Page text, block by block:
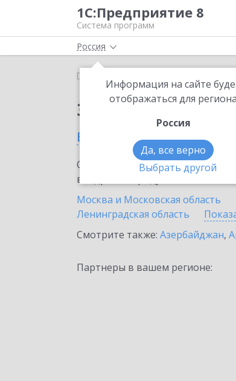
1С:Предприятие 8
Система программ
Россия
Информация на сайте
отображаться для региона
Россия
Да, все верно
Выбрать другой
Главная
Заказать Модуль
в России
Ознакомьтесь с
внедрение продукта.
Москва и Московская область
Ленинградская область
Смотрите также: Азербайджан,
Партнеры в вашем регионе: